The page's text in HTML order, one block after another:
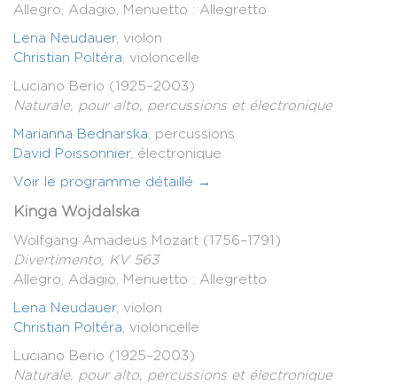
Allegro, Adagio, Menuetto : Allegretto
Lena Neudauer, violon
Christian Poltéra, violoncelle
Luciano Berio (1925–2003)
Naturale, pour alto, percussions et électronique
Marianna Bednarska, percussions
David Poissonnier, électronique
Voir le programme détaillé →
Kinga Wojdalska
Wolfgang Amadeus Mozart (1756–1791)
Divertimento, KV 563
Allegro, Adagio, Menuetto : Allegretto
Lena Neudauer, violon
Christian Poltéra, violoncelle
Luciano Berio (1925–2003)
Naturale, pour alto, percussions et électronique